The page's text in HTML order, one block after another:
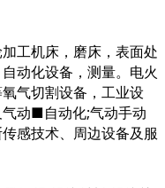
工机床，磨床，表面处
动化设备，测量。电火
气切割设备，工业设
动■自动化;气动手动
感技术、周边设备及服